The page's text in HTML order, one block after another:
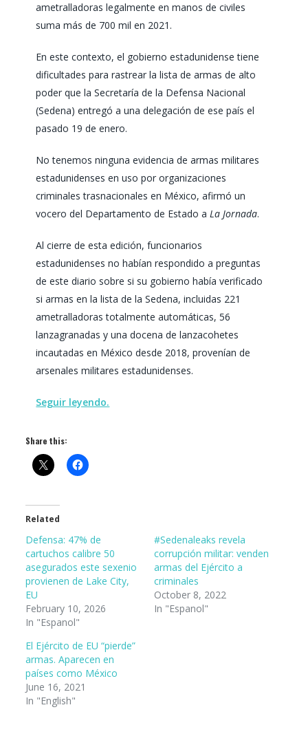
ametralladoras legalmente en manos de civiles
suma más de 700 mil en 2021.
En este contexto, el gobierno estadunidense tiene
dificultades para rastrear la lista de armas de alto
poder que la Secretaría de la Defensa Nacional
(Sedena) entregó a una delegación de ese país el
pasado 19 de enero.
No tenemos ninguna evidencia de armas militares
estadunidenses en uso por organizaciones
criminales trasnacionales en México, afirmó un
vocero del Departamento de Estado aLa Jornada.
Al cierre de esta edición, funcionarios
estadunidenses no habían respondido a preguntas
de este diario sobre si su gobierno había verificado
si armas en la lista de la Sedena, incluidas 221
ametralladoras totalmente automáticas, 56
lanzagranadas y una docena de lanzacohetes
incautadas en México desde 2018, provenían de
arsenales militares estadunidenses.
Seguir leyendo.
Share this:
Related
Defensa: 47% de
cartuchos calibre 50
asegurados este sexenio
provienen de Lake City,
EU
February 10, 2026
In "Espanol"
#Sedenaleaks revela
corrupción militar: venden
armas del Ejército a
criminales
October 8, 2022
In "Espanol"
El Ejército de EU “pierde”
armas. Aparecen en
países como México
June 16, 2021
In "English"